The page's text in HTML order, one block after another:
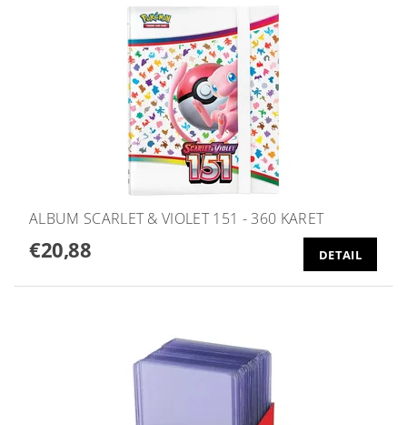
ALBUM SCARLET & VIOLET 151 - 360 KARET
€20,88 DETAIL